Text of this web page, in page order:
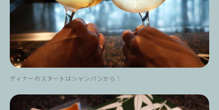
ディナーのスタートはシャンパンから！